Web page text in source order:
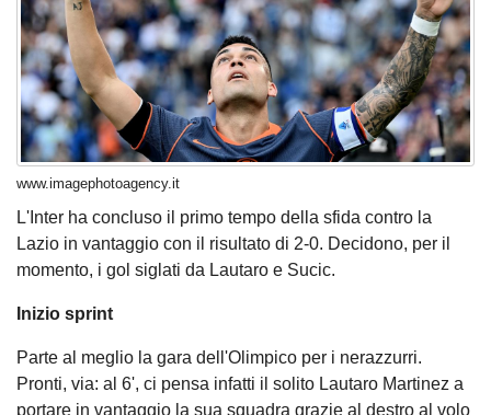
www.imagephotoagency.it
L'Inter ha concluso il primo tempo della sfida contro la
Lazio in vantaggio con il risultato di 2-0. Decidono, per il
momento, i gol siglati da Lautaro e Sucic.
Inizio sprint
Parte al meglio la gara dell'Olimpico per i nerazzurri.
Pronti, via: al 6', ci pensa infatti il solito Lautaro Martinez a
portare in vantaggio la sua squadra grazie al destro al volo